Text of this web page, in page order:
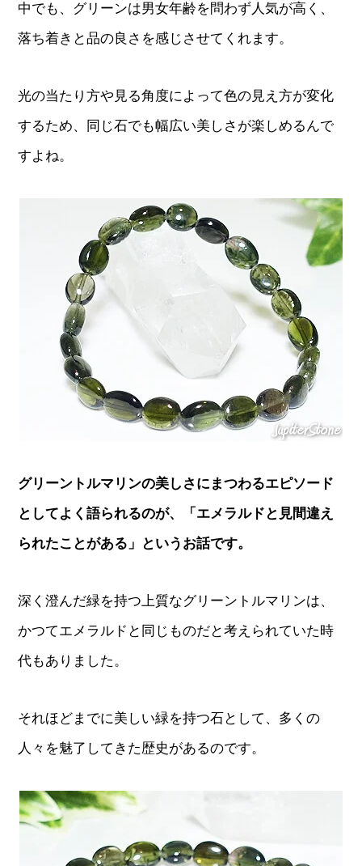
中でも、グリーンは男女年齢を問わず人気が高く、
落ち着きと品の良さを感じさせてくれます。
光の当たり方や見る角度によって色の見え方が変化
するため、同じ石でも幅広い美しさが楽しめるんで
すよね。
グリーントルマリンの美しさにまつわるエピソード
としてよく語られるのが、「エメラルドと見間違え
られたことがある」というお話です。
深く澄んだ緑を持つ上質なグリーントルマリンは、
かつてエメラルドと同じものだと考えられていた時
代もありました。
それほどまでに美しい緑を持つ石として、多くの
人々を魅了してきた歴史があるのです。